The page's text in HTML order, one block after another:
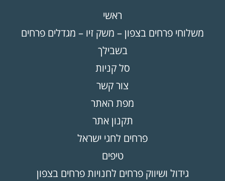
ראשי
משלוחי פרחים בצפון – משק זיו – מגדלים פרחים
בשבילך
סל קניות
צור קשר
מפת האתר
תקנון אתר
פרחים לחגי ישראל
טיפים
גידול ושיווק פרחים לחנויות פרחים בצפון